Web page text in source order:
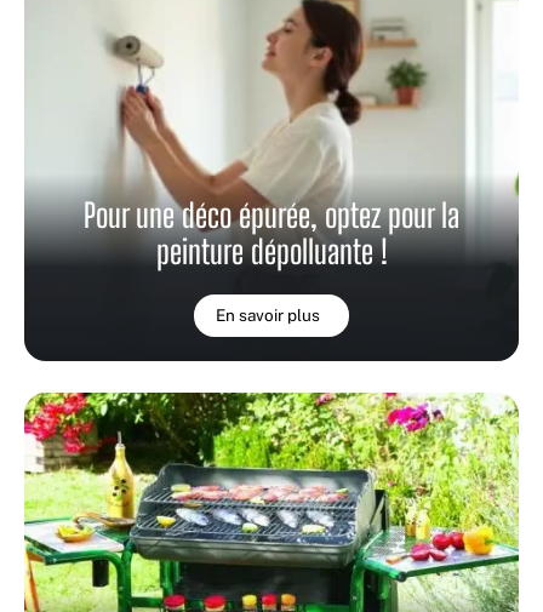
Pour une déco épurée, optez pour la
peinture dépolluante !
En savoir plus